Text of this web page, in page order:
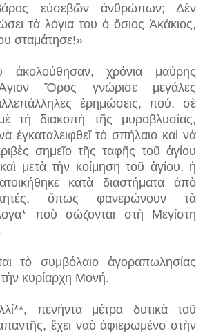
εὐσεβῶν ἀνθρώπων; Δὲν
τὰ λόγια του ὁ ὅσιος Ἀκάκιος,
σταμάτησε!»
ἀκολούθησαν, χρόνια μαύρης
Ὄρος γνώρισε μεγάλες
ἐρημώσεις, πού, σὲ
τὴ διακοπὴ τῆς μυροβλυσίας,
ἐγκαταλειφθεῖ τὸ σπήλαιο καὶ νὰ
σημεῖο τῆς ταφῆς τοῦ ἁγίου
μετὰ τὴν κοίμηση τοῦ ἁγίου, ἡ
κατὰ διαστήματα ἀπὸ
ὅπως φανερώνουν τὰ
ποὺ σώζονται στὴ Μεγίστη
τὸ συμβόλαιο ἀγοραπωλησίας
κυρίαρχη Μονή.
πενήντα μέτρα δυτικὰ τοῦ
ἔχει ναὸ ἀφιερωμένο στὴν